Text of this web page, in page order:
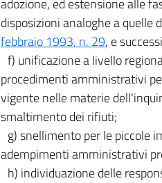
adozione, ed estensione alle
disposizioni analoghe a quelle
febbraio 1993, n. 29, e
f) unificazione a livello
procedimenti amministrativi
vigente nelle materie
smaltimento dei rifiuti;
g) snellimento per le piccole
adempimenti amministrativi
h) individuazione delle